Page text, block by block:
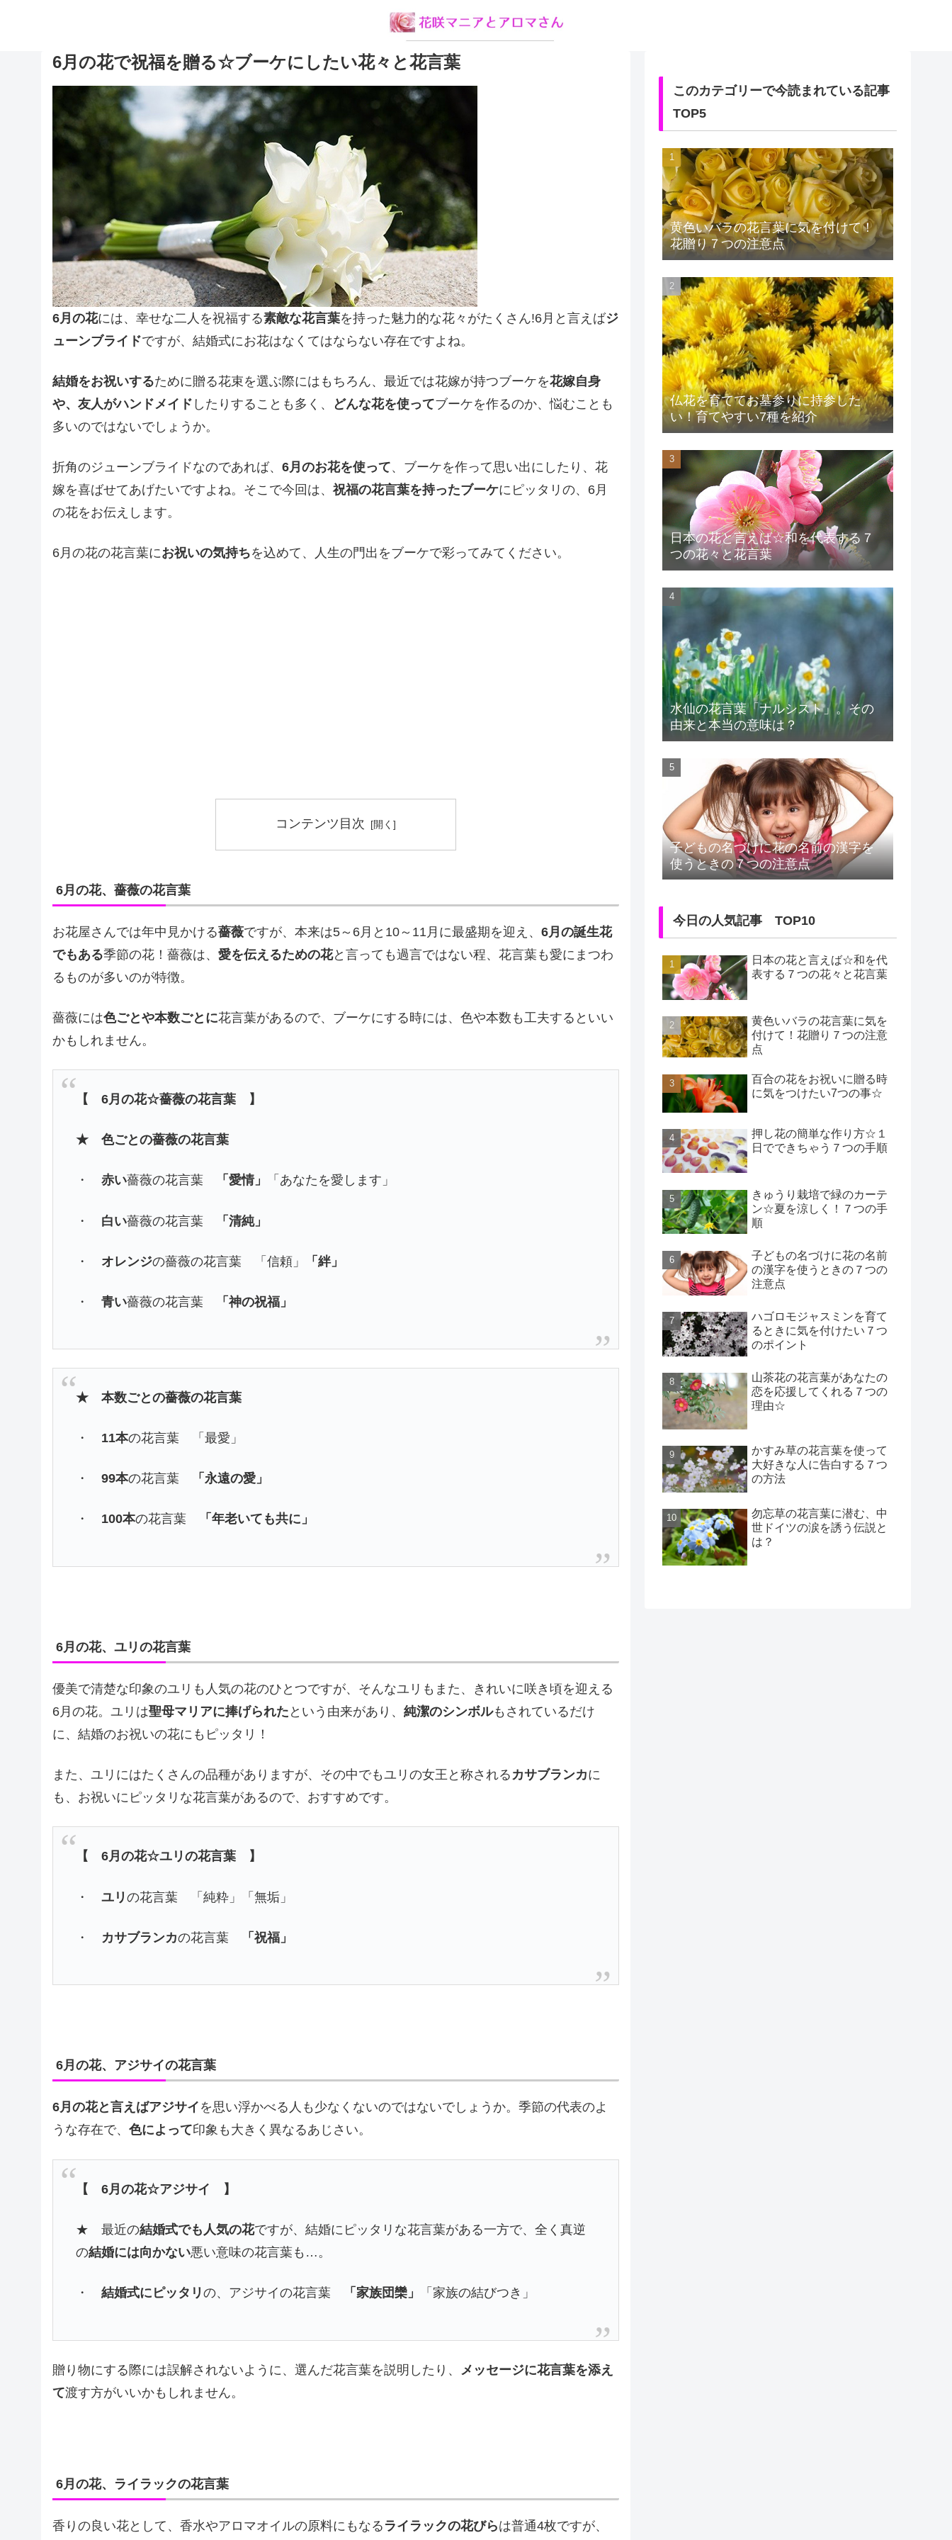
6月の花で祝福を贈る☆ブーケにしたい花々と花言葉
6月の花には、幸せな二人を祝福する素敵な花言葉を持った魅力的な花々がたくさん!6月と言えばジ
ューンブライドですが、結婚式にお花はなくてはならない存在ですよね。
結婚をお祝いするために贈る花束を選ぶ際にはもちろん、最近では花嫁が持つブーケを花嫁自身
や、友人がハンドメイド したりすることも多く、 どんな花を使ってブーケを作るのか、悩むことも
多いのではないでしょうか。
折角のジューンブライドなのであれば、 6月のお花を使って、ブーケを作って思い出にしたり、花
嫁を喜ばせてあげたいですよね。そこで今回は、 祝福の花言葉を持ったブーケにピッタリの、6月
の花をお伝えします。
6月の花の花言葉にお祝いの気持ちを込めて、人生の門出をブーケで彩ってみてください。
コンテンツ目次
6月の花、薔薇の花言葉
お花屋さんでは年中見かける薔薇ですが、本来は5～6月と10～11月に最盛期を迎え、 6月の誕生花
でもある季節の花！薔薇は、 愛を伝えるための花と言っても過言ではない程、花言葉も愛にまつわ
るものが多いのが特徴。
薔薇には色ごとや本数ごとに花言葉があるので、ブーケにする時には、色や本数も工夫するといい
かもしれません。
【 6月の花☆薔薇の花言葉 】
★ 色ごとの薔薇の花言葉
・赤い薔薇の花言葉 「愛情」 「あなたを愛します」
・ 白い薔薇の花言葉 「清純」
・ オレンジの薔薇の花言葉 「信頼」 「絆」
・青い薔薇の花言葉 「神の祝福」
★ 本数ごとの薔薇の花言葉
・ 11本の花言葉 「最愛」
・99本の花言葉 「永遠の愛」
・ 100本の花言葉 「年老いても共に」
6月の花、ユリの花言葉
優美で清楚な印象のユリも人気の花のひとつですが、そんなユリもまた、きれいに咲き頃を迎える
6月の花。ユリは聖母マリアに捧げられた という由来があり、 純潔のシンボルもされているだけ
に、結婚のお祝いの花にもピッタリ！
また、ユリにはたくさんの品種がありますが、その中でもユリの女王と称される カサブランカに
も、お祝いにピッタリな花言葉があるので、おすすめです。
【 6月の花☆ユリの花言葉 】
・ユリの花言葉 「純粋」「無垢」
・ カサブランカの花言葉 「祝福」
6月の花、アジサイの花言葉
6月の花と言えばアジサイ を思い浮かべる人も少なくないのではないでしょうか。季節の代表のよ
うな存在で、 色によって印象も大きく異なるあじさい。
【 6月の花☆アジサイ 】
★ 最近の結婚式でも人気の花ですが、結婚にピッタリな花言葉がある一方で、全く真逆
の結婚には向かない悪い意味の花言葉も…。
・結婚式にピッタリの、アジサイの花言葉 「家族団欒」 「家族の結びつき」
贈り物にする際には誤解されないように、選んだ花言葉を説明したり、
メッセージに花言葉を添え
て渡す方がいいかもしれません。
6月の花、ライラックの花言葉
香りの良い花として、香水やアロマオイルの原料にもなる ライラックの花びらは普通4枚ですが、
このカテゴリーで今読まれている記事
TOP5
黄色いバラの花言葉に気を付けて！
花贈り７つの注意点
仏花を育ててお墓参りに持参した
い！育てやすい7種を紹介
日本の花と言えば☆和を代表する７
つの花々と花言葉
水仙の花言葉「ナルシスト」。その
由来と本当の意味は？
子どもの名づけに花の名前の漢字を
使うときの７つの注意点
今日の人気記事 TOP10
日本の花と言えば☆和を代
表する７つの花々と花言葉
黄色いバラの花言葉に気を
付けて！花贈り７つの注意
点
百合の花をお祝いに贈る時
に気をつけたい7つの事☆
押し花の簡単な作り方☆１
日でできちゃう７つの手順
きゅうり栽培で緑のカーテ
ン☆夏を涼しく！７つの手
順
子どもの名づけに花の名前
の漢字を使うときの７つの
注意点
ハゴロモジャスミンを育て
るときに気を付けたい７つ
のポイント
山茶花の花言葉があなたの
恋を応援してくれる７つの
理由☆
かすみ草の花言葉を使って
大好きな人に告白する７つ
の方法
勿忘草の花言葉に潜む、中
世ドイツの涙を誘う伝説と
は？